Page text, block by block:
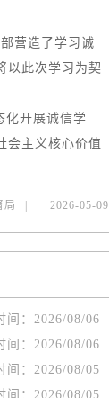
营造了学习诚
以此次学习为契
化开展诚信学
会主义核心价值
局 2026-05-09
间： 2026/08/06
间： 2026/08/06
间： 2026/08/05
间： 2026/08/05